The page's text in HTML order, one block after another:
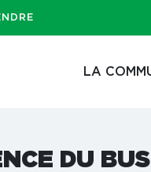
LA
DU